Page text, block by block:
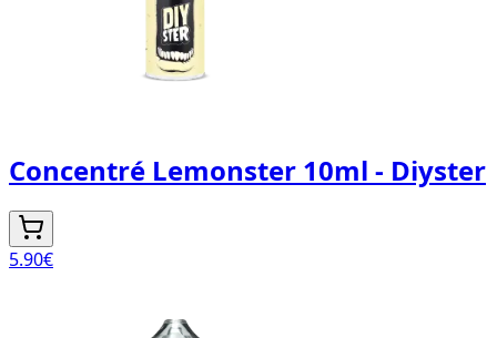
Concentré Lemonster 10ml - Diyster
5.90€